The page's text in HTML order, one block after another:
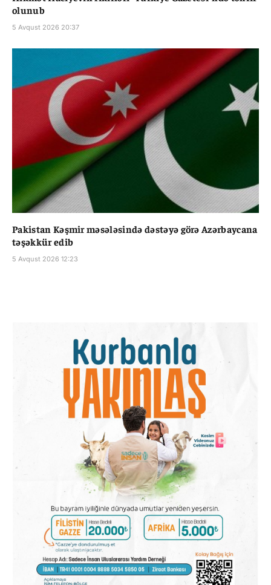
olunub
5 Avqust 2026 20:37
Pakistan Kəşmir məsələsində dəstəyə görə Azərbaycana
təşəkkür edib
5 Avqust 2026 12:23